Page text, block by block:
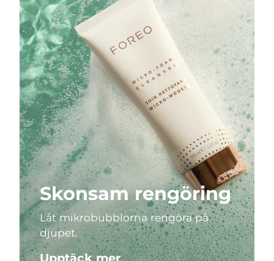
Skonsam rengöring
Låt mikrobubblorna rengöra på
djupet.
Upptäck mer